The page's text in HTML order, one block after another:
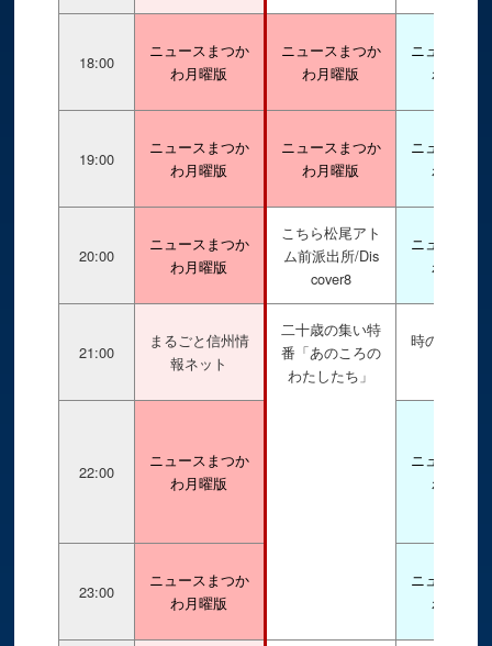
18:00
ニュースまつか
わ月曜版
ニュースまつか
わ月曜版
ニュースま
わ水曜版
19:00
ニュースまつか
わ月曜版
ニュースまつか
わ月曜版
ニュースま
わ水曜版
20:00
ニュースまつか
わ月曜版
こちら松尾アト
ム前派出所/Dis
cover8
ニュースま
わ水曜版
21:00
まるごと信州情
報ネット
二十歳の集い特
番「あのころの
わたしたち」
時の旅人ア
22:00
ニュースまつか
わ月曜版
ニュースま
わ水曜版
23:00
ニュースまつか
わ月曜版
ニュースま
わ水曜版